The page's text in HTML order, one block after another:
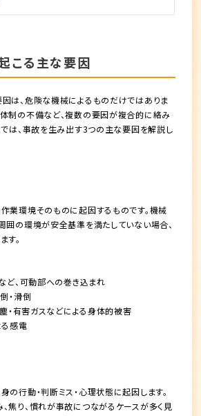
こる主な要因
は、危険な機械によるものだけではありま
制の不備など、複数の要因が複合的に絡み
では、事故を生み出す3つの主な要因を解説し
業環境そのものに起因するものです。機械
囲の環境が安全基準を満たしていない場合、
す。
ど、可動部への巻き込まれ
・滑倒
塵・有害ガスなどによる身体的被害
感電
の行動・判断ミス・心理状態に起因します。
焦り、慣れが事故につながるケースが多く見